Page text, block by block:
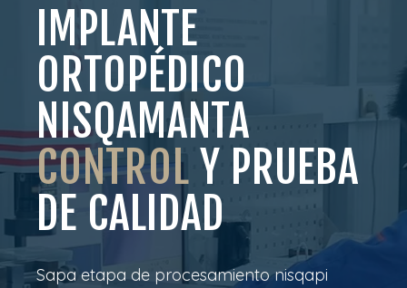
IMPLANTE
ORTOPÉDICO
NISQAMANTA
CONTROL Y PRUEBA
DE CALIDAD
Sapa etapa de procesamiento nisqapi